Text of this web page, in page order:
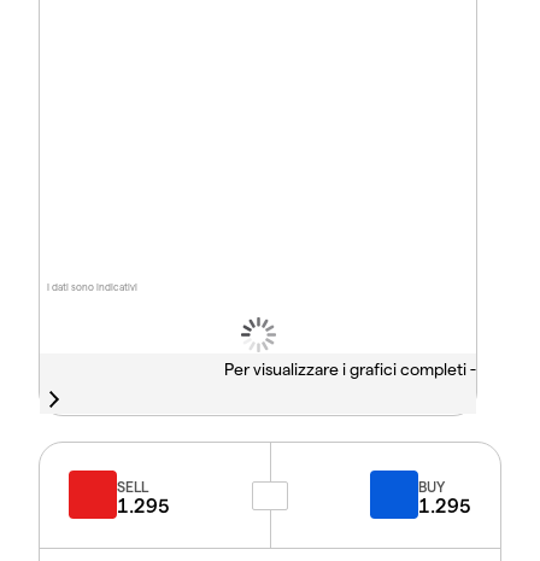
I dati sono indicativi
Per visualizzare i grafici completi -
SELL
1.295
BUY
1.295